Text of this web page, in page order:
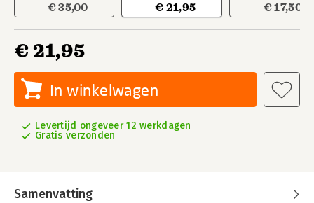
€ 35,00 € 21,95 € 17,50
€ 21,95
In winkelwagen
Levertijd ongeveer 12 werkdagen
Gratis verzonden
Samenvatting